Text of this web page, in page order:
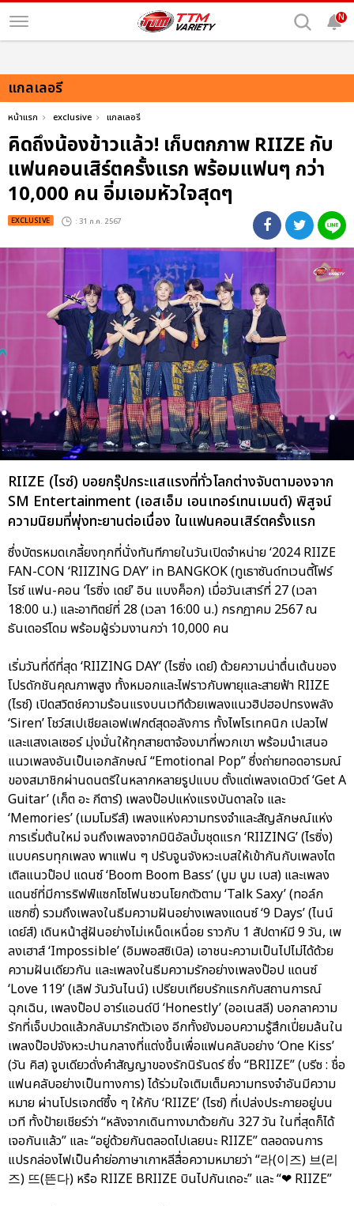
N
แกลเลอรี
หน้าแรก exclusive แกลเลอรี
คิดถึงน้องข้าวแล้ว! เก็บตกภาพ RIIZE กับ
แฟนคอนเสิร์ตครั้งแรก พร้อมแฟนๆ กว่า
10,000 คน อิ่มเอมหัวใจสุดๆ
EXCLUSIVE : 31 ก.ค. 2567
RIIZE (ไรซ์) บอยกรุ๊ปกระแสแรงที่ทั่วโลกต่างจับตามองจาก
SM Entertainment (เอสเอ็ม เอนเทอร์เทนเมนต์) พิสูจน์
ความนิยมที่พุ่งทะยานต่อเนื่อง ในแฟนคอนเสิร์ตครั้งแรก
ซึ่งบัตรหมดเกลี้ยงทุกที่นั่งทันทีภายในวันเปิดจำหน่าย ‘2024 RIIZE
FAN-CON ‘RIIZING DAY’ in BANGKOK (ทูเธาซันด์ทเวนตี้โฟร์
ไรซ์ แฟน-คอน ‘ไรซิ่ง เดย์’ อิน แบงค็อก) เมื่อวันเสาร์ที่ 27 (เวลา
18:00 น.) และอาทิตย์ที่ 28 (เวลา 16:00 น.) กรกฎาคม 2567 ณ
ธันเดอร์โดม พร้อมผู้ร่วมงานกว่า 10,000 คน
เริ่มวันที่ดีที่สุด ‘RIIZING DAY’ (ไรซิ่ง เดย์) ด้วยความน่าตื่นเต้นของ
โปรดักชันคุณภาพสูง ทั้งหมอกและไฟราวกับพายุและสายฟ้า RIIZE
(ไรซ์) เปิดสวิตช์ความร้อนแรงบนเวทีด้วยเพลงแนวฮิปฮอปทรงพลัง
‘Siren’ โชว์สเปเชียลเอฟเฟกต์สุดอลังการ ทั้งไพโรเทคนิก เปลวไฟ
และแสงเลเซอร์ มุ่งมั่นให้ทุกสายตาจ้องมาที่พวกเขา พร้อมนำเสนอ
แนวเพลงอันเป็นเอกลักษณ์ “Emotional Pop” ซึ่งถ่ายทอดอารมณ์
ของสมาชิกผ่านดนตรีในหลากหลายรูปแบบ ตั้งแต่เพลงเดบิวต์ ‘Get A
Guitar’ (เก็ต อะ กีตาร์) เพลงป๊อปแห่งแรงบันดาลใจ และ
‘Memories’ (เมมโมรีส์) เพลงแห่งความทรงจำและสัญลักษณ์แห่ง
การเริ่มต้นใหม่ จนถึงเพลงจากมินิอัลบั้มชุดแรก ‘RIIZING’ (ไรซิ่ง)
แบบครบทุกเพลง พาแฟน ๆ ปรับจูนจังหวะเบสให้เข้ากันกับเพลงไต
เติลแนวป๊อป แดนซ์ ‘Boom Boom Bass’ (บูม บูม เบส) และเพลง
แดนซ์ที่มีการริฟฟ์แซกโซโฟนชวนโยกตัวตาม ‘Talk Saxy’ (ทอล์ก
แซกซี่) รวมถึงเพลงในธีมความฝันอย่างเพลงแดนซ์ ‘9 Days’ (ไนน์
เดย์ส์) เดินหน้าสู่ฝันอย่างไม่เหน็ดเหนื่อย ราวกับ 1 สัปดาห์มี 9 วัน, เพ
ลงเฮาส์ ‘Impossible’ (อิมพอสซิเบิล) เอาชนะความเป็นไปไม่ได้ด้วย
ความฝันเดียวกัน และเพลงในธีมความรักอย่างเพลงป๊อป แดนซ์
‘Love 119’ (เลิฟ วันวันไนน์) เปรียบเทียบรักแรกกับสถานการณ์
ฉุกเฉิน, เพลงป๊อป อาร์แอนด์บี ‘Honestly’ (ออเนสลี) บอกลาความ
รักที่เจ็บปวดแล้วกลับมารักตัวเอง อีกทั้งยังมอบความรู้สึกเปี่ยมล้นใน
เพลงป๊อปจังหวะปานกลางที่แต่งขึ้นเพื่อแฟนคลับอย่าง ‘One Kiss’
(วัน คิส) จูบเดียวดั่งคำสัญญาของรักนิรันดร์ ซึ่ง “BRIIZE” (บรีซ : ชื่อ
แฟนคลับอย่างเป็นทางการ) ได้ร่วมใจเติมเต็มความทรงจำอันมีความ
หมาย ผ่านโปรเจกต์ซึ้ง ๆ ให้กับ ‘RIIZE’ (ไรซ์) ที่เปล่งประกายอยู่บน
เวที ทั้งป้ายเชียร์ว่า “หลังจากเดินทางมาด้วยกัน 327 วัน ในที่สุดก็ได้
เจอกันแล้ว” และ “อยู่ด้วยกันตลอดไปเลยนะ RIIZE” ตลอดจนการ
แปรกล่องไฟเป็นคำย่อภาษาเกาหลีสื่อความหมายว่า “라(이즈) 브(리
즈) 뜨(뜬다) หรือ RIIZE BRIIZE บินไปกันเถอะ” และ “❤ RIIZE”